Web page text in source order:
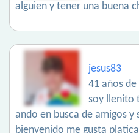
alguien y tener una buena
jesus83
41 años
soy llenito
ando en busca de amigos y
bienvenido me gusta